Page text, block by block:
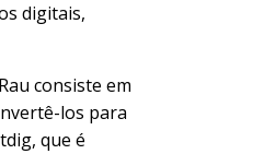
digitais,
consiste em
los para
que é